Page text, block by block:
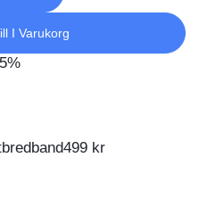
I Varukorg
kr